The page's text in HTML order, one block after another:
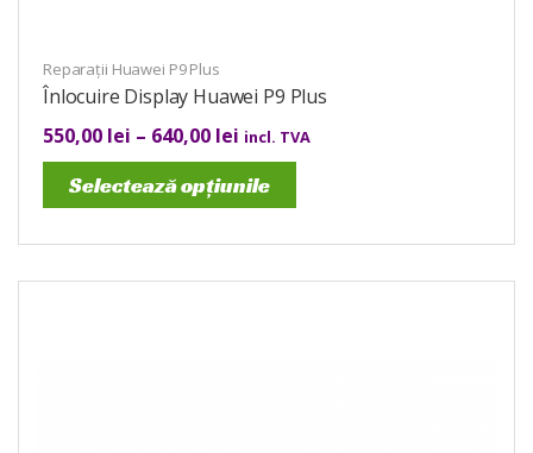
Reparații Huawei P9 Plus
Înlocuire Display Huawei P9 Plus
550,00 lei – 640,00 lei incl. TVA
Selectează opțiunile